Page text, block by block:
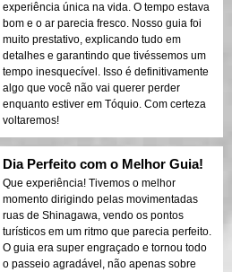
experiência única na vida. O tempo estava
bom e o ar parecia fresco. Nosso guia foi
muito prestativo, explicando tudo em
detalhes e garantindo que tivéssemos um
tempo inesquecível. Isso é definitivamente
algo que você não vai querer perder
enquanto estiver em Tóquio. Com certeza
voltaremos!
Dia Perfeito com o Melhor Guia!
Que experiência! Tivemos o melhor
momento dirigindo pelas movimentadas
ruas de Shinagawa, vendo os pontos
turísticos em um ritmo que parecia perfeito.
O guia era super engraçado e tornou todo
o passeio agradável, não apenas sobre